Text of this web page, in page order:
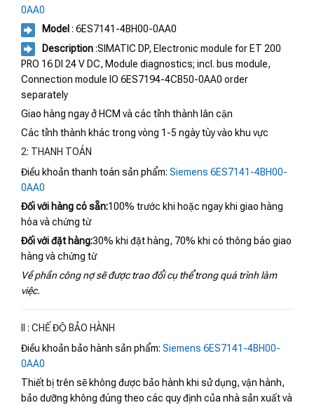
0AA0
Model : 6ES7141-4BH00-0AA0
Description:SIMATIC DP, Electronic module for ET 200
PRO 16 DI 24 V DC, Module diagnostics; incl. bus module,
Connection module IO 6ES7194-4CB50-0AA0 order
separately
Giao hàng ngay ở HCM và các tỉnh thành lân cận
Các tỉnh thành khác trong vòng 1-5 ngày tùy vào khu vực
2: THANH TOÁN
Điều khoản thanh toán sản phẩm: Siemens 6ES7141-4BH00-
0AA0
Đối với hàng có sẵn:100% trước khi hoặc ngay khi giao hàng
hóa và chứng từ
Đối với đặt hàng:30% khi đặt hàng, 70% khi có thông báo giao
hàng và chứng từ
Về phần công nợ sẽ được trao đổi cụ thể trong quá trình làm
việc.
II : CHẾ ĐỘ BẢO HÀNH
Điều khoản bảo hành sản phẩm: Siemens 6ES7141-4BH00-
0AA0
Thiết bị trên sẽ không được bảo hành khi sử dụng, vận hành,
bảo dưỡng không đúng theo các quy định của nhà sản xuất và